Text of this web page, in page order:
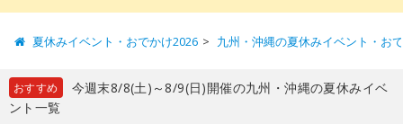
夏休みイベント・おでかけ2026 九州・沖縄の夏休みイベント・お
おすすめ
今週末8/8(土)～8/9(日)開催の九州・沖縄の夏休みイベ
ント一覧